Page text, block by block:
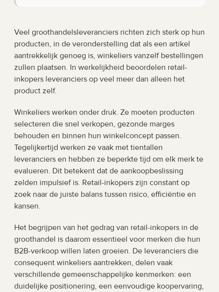
Veel groothandelsleveranciers richten zich sterk op hun
producten, in de veronderstelling dat als een artikel
aantrekkelijk genoeg is, winkeliers vanzelf bestellingen
zullen plaatsen. In werkelijkheid beoordelen retail-
inkopers leveranciers op veel meer dan alleen het
product zelf.
Winkeliers werken onder druk. Ze moeten producten
selecteren die snel verkopen, gezonde marges
behouden en binnen hun winkelconcept passen.
Tegelijkertijd werken ze vaak met tientallen
leveranciers en hebben ze beperkte tijd om elk merk te
evalueren. Dit betekent dat de aankoopbeslissing
zelden impulsief is. Retail-inkopers zijn constant op
zoek naar de juiste balans tussen risico, efficiëntie en
kansen.
Het begrijpen van het gedrag van retail-inkopers in de
groothandel is daarom essentieel voor merken die hun
B2B-verkoop willen laten groeien. De leveranciers die
consequent winkeliers aantrekken, delen vaak
verschillende gemeenschappelijke kenmerken: een
duidelijke positionering, een eenvoudige koopervaring,